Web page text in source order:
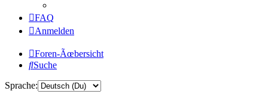
FAQ
Anmelden
Foren-Ãœbersicht
Suche
Sprache: